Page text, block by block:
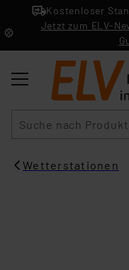
Kostenloser
Jetzt zum ELV-
Wetterstationen